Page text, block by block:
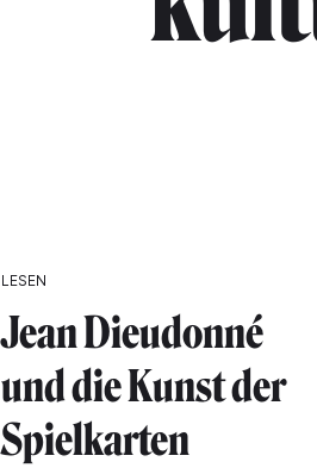
LESEN
Jean Dieudonné
und die Kunst der
Spielkarten